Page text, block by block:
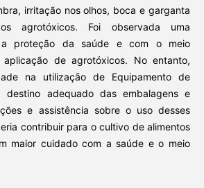
irritação nos olhos, boca e garganta
agrotóxicos. Foi observada uma
a proteção da saúde e com o meio
de agrotóxicos. No entanto,
na utilização de Equipamento de
destino adequado das embalagens e
e assistência sobre o uso desses
contribuir para o cultivo de alimentos
maior cuidado com a saúde e o meio